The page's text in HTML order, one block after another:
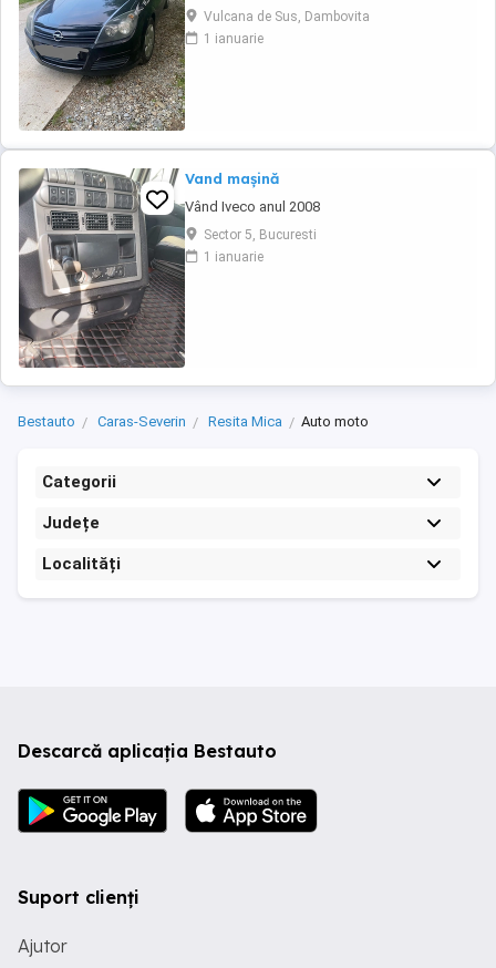
deplasa, pretul este negociabil la fata locului,
masina are si instalație Gpl omologată.
Vulcana de Sus, Dambovita
1 ianuarie
Vand mașină
Vând Iveco anul 2008
Sector 5, Bucuresti
1 ianuarie
Bestauto Caras-Severin Resita Mica Auto moto
Categorii
Județe
Localități
Descarcă aplicația Bestauto
Suport clienți
Ajutor